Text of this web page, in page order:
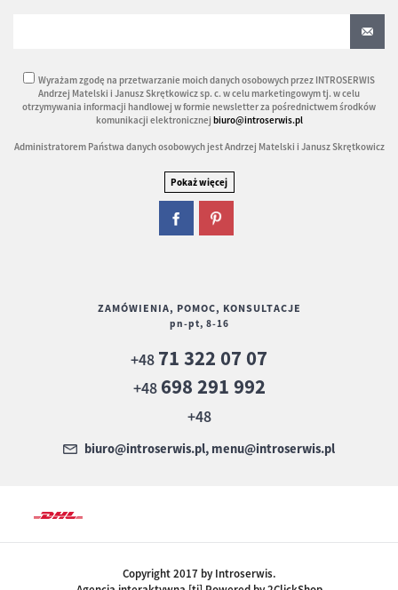
Wyrażam zgodę na przetwarzanie moich danych osobowych przez INTROSERWIS
Andrzej Matelski i Janusz Skrętkowicz sp. c. w celu marketingowym tj. w celu
otrzymywania informacji handlowej w formie newsletter za pośrednictwem środków
komunikacji elektronicznej biuro@introserwis.pl
Administratorem Państwa danych osobowych jest Andrzej Matelski i Janusz Skrętkowicz
ZAMÓWIENIA, POMOC, KONSULTACJE
pn-pt, 8-16
+48 71 322 07 07
+48 698 291 992
+48
biuro@introserwis.pl, menu@introserwis.pl
Copyright 2017 by Introserwis.